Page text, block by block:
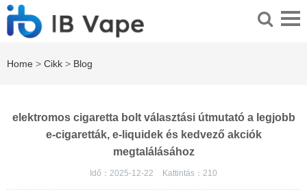
Home > Cikk > Blog
elektromos cigaretta bolt választási útmutató a legjobb
e-cigaretták, e-liquidek és kedvező akciók
megtalálásához
Idő：2025-12-22 Kattintás： 210